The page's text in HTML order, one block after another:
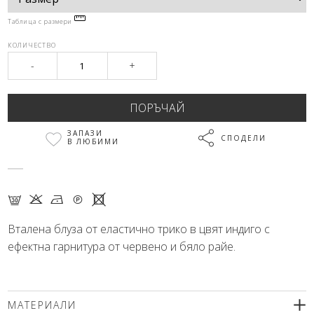
Таблица с размери
КОЛИЧЕСТВО
- +
ЗАПАЗИ
В ЛЮБИМИ
СПОДЕЛИ
G K N Q X
Вталена блуза от еластично трико в цвят индиго с
ефектна гарнитура от червено и бяло райе.
МАТЕРИАЛИ